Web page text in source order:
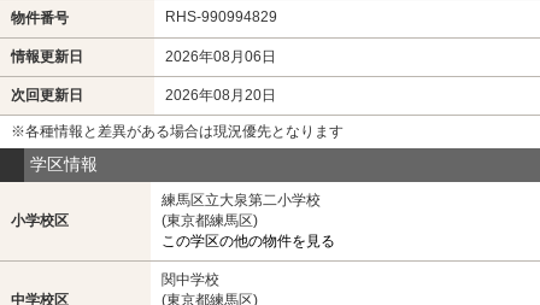
物件番号 RHS-990994829
情報更新日 2026年08月06日
次回更新日 2026年08月20日
※各種情報と差異がある場合は現況優先となります
学区情報
小学校区
練馬区立大泉第二小学校
(東京都練馬区)
この学区の他の物件を見る
中学校区
関中学校
(東京都練馬区)